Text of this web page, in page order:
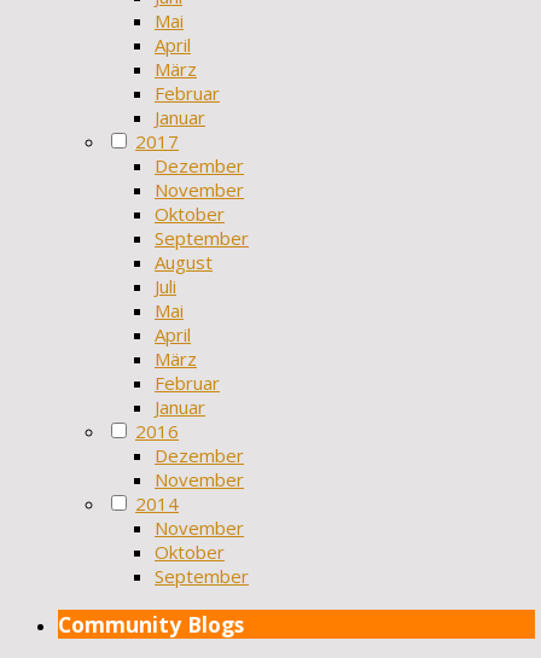
Mai
April
März
Februar
Januar
2017
Dezember
November
Oktober
September
August
Juli
Mai
April
März
Februar
Januar
2016
Dezember
November
2014
November
Oktober
September
Community Blogs